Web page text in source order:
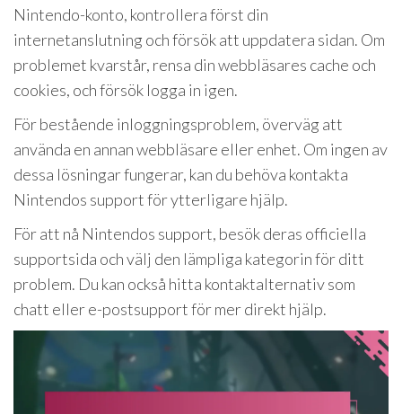
Nintendo-konto, kontrollera först din
internetanslutning och försök att uppdatera sidan. Om
problemet kvarstår, rensa din webbläsares cache och
cookies, och försök logga in igen.
För bestående inloggningsproblem, överväg att
använda en annan webbläsare eller enhet. Om ingen av
dessa lösningar fungerar, kan du behöva kontakta
Nintendos support för ytterligare hjälp.
För att nå Nintendos support, besök deras officiella
supportsida och välj den lämpliga kategorin för ditt
problem. Du kan också hitta kontaktalternativ som
chatt eller e-postsupport för mer direkt hjälp.